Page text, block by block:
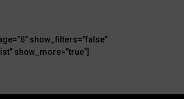
show_filters=”false”
show_more=”true”]